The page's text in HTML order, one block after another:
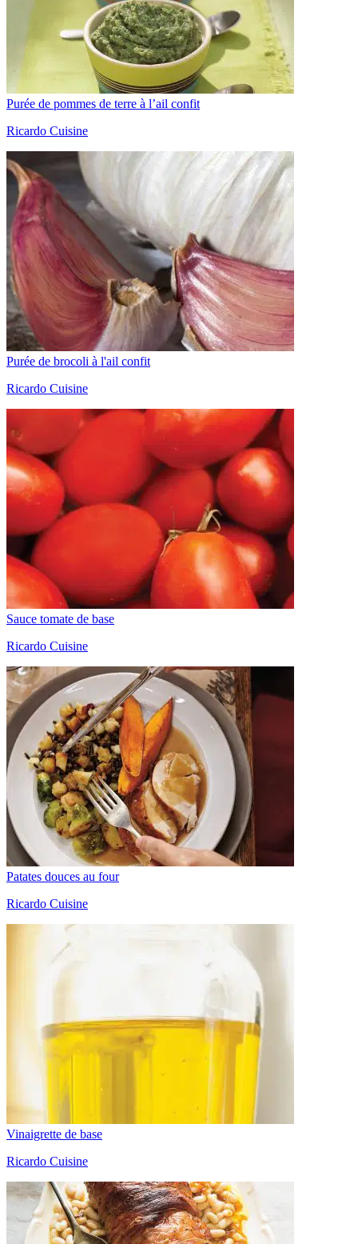
Purée de pommes de terre à l’ail confit
Ricardo Cuisine
Purée de brocoli à l'ail confit
Ricardo Cuisine
Sauce tomate de base
Ricardo Cuisine
Patates douces au four
Ricardo Cuisine
Vinaigrette de base
Ricardo Cuisine